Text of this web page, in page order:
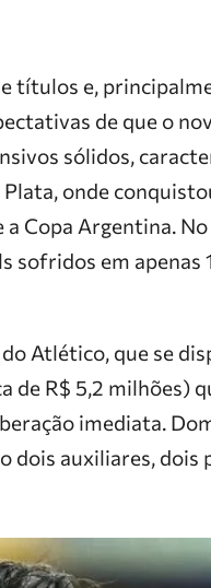
títulos e,
de que o
sólidos,
onde
Copa Argentina.
sofridos em apenas
Atlético, que se
de R$ 5,2 milhões)
imediata.
dois auxiliares, dois